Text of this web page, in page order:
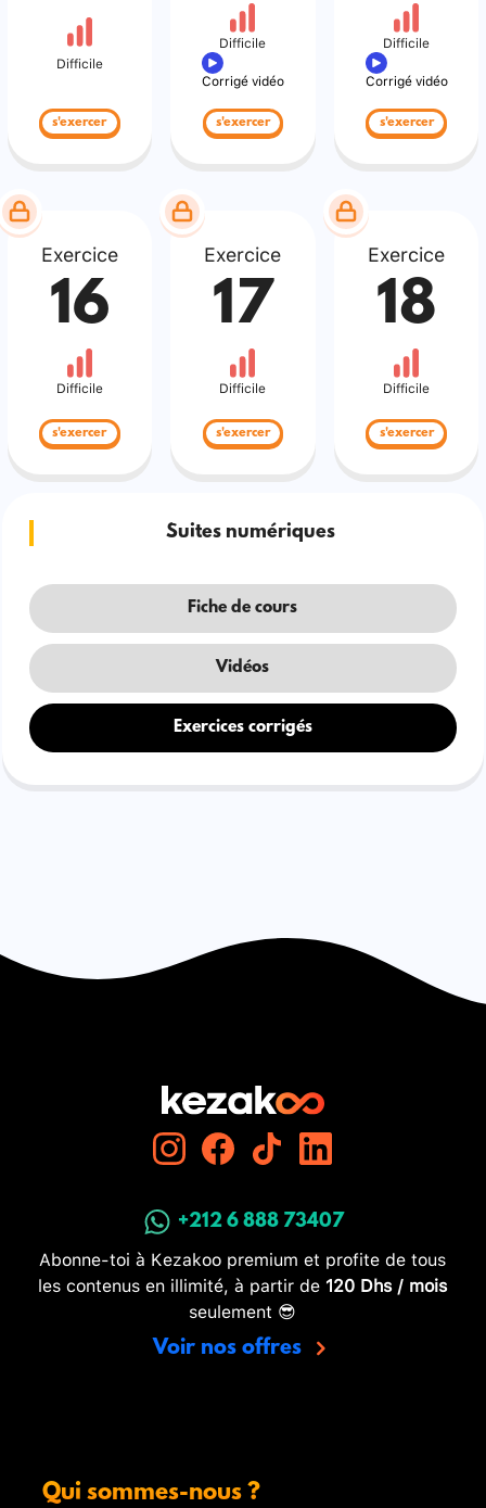
Difficile
s'exercer
Difficile
Corrigé vidéo
s'exercer
Difficile
Corrigé vidéo
s'exercer
Exercice
16
Difficile
s'exercer
Exercice
17
Difficile
s'exercer
Exercice
18
Difficile
s'exercer
Suites numériques
Fiche de cours
Vidéos
Exercices corrigés
+212 6 888 73407
Abonne-toi à Kezakoo premium et profite de tous
les contenus en illimité, à partir de 120 Dhs / mois
seulement 😎
Voir nos offres
Qui sommes-nous ?